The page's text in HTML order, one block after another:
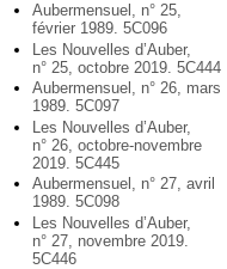
Aubermensuel, n° 25,
février 1989. 5C096
Les Nouvelles d’Auber,
n° 25, octobre 2019. 5C444
Aubermensuel, n° 26, mars
1989. 5C097
Les Nouvelles d’Auber,
n° 26, octobre-novembre
2019. 5C445
Aubermensuel, n° 27, avril
1989. 5C098
Les Nouvelles d’Auber,
n° 27, novembre 2019.
5C446